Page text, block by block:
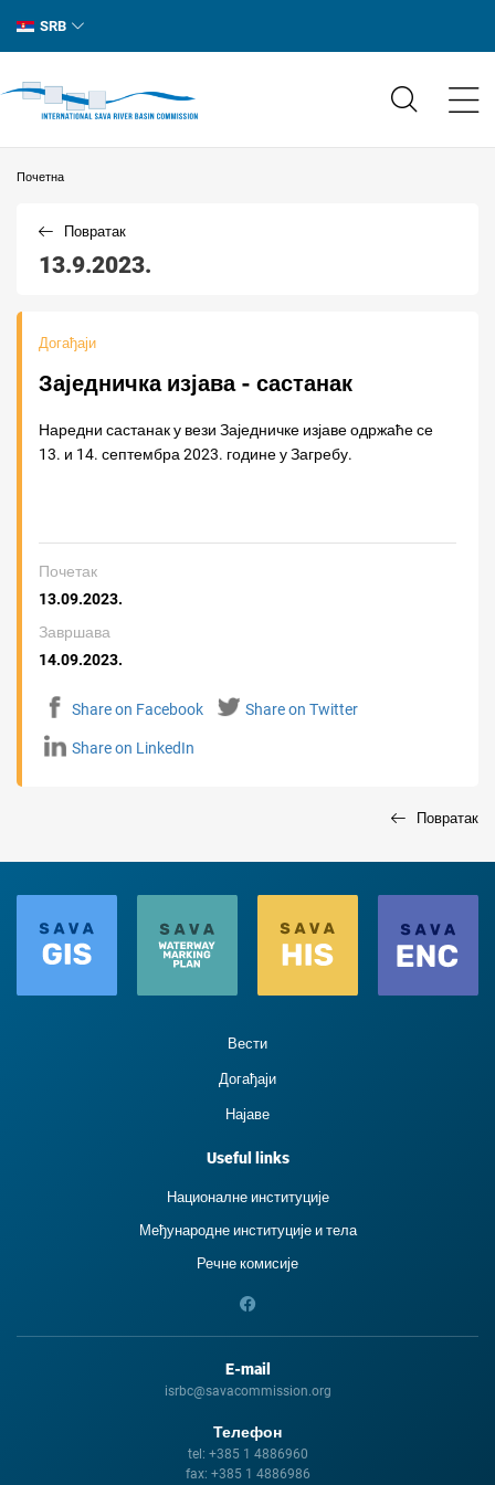
SRB
Почетна
13.9.2023.
Повратак
Догађаји
Заједничка изјава - састанак
Наредни састанак у вези Заједничке изјаве одржаће се
13. и 14. септембра 2023. године у Загребу.
Почетак
13.09.2023.
Завршава
14.09.2023.
Share on Facebook Share on Twitter
Share on LinkedIn
Повратак
Вести
Догађаји
Најаве
Useful links
Националне институције
Међународне институције и тела
Речне комисије
E-mail
isrbc@savacommission.org
Телефон
tel: +385 1 4886960
fax: +385 1 4886986